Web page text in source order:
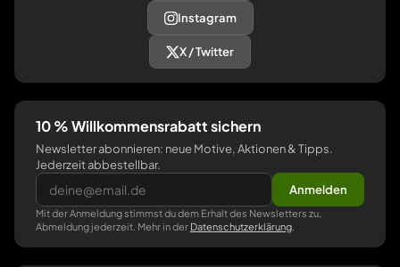
Instagram
X / Twitter
10 % Willkommensrabatt sichern
Newsletter abonnieren: neue Motive, Aktionen & Tipps.
Jederzeit abbestellbar.
Anmelden
Mit der Anmeldung stimmst du dem Erhalt des Newsletters zu,
Abmeldung jederzeit. Mehr in der Datenschutzerklärung